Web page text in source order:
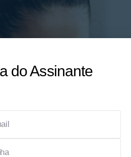
do Assinante